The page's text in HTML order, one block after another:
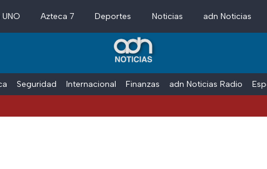
Azteca 7 Deportes Noticias adn Noticias
Seguridad Internacional Finanzas adn Noticias Radio